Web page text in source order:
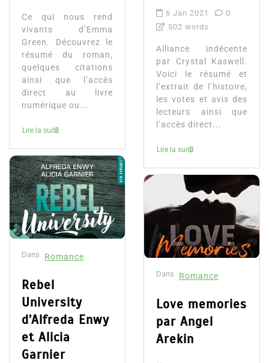
Ce qui nous rend
vivants d’Emma
Green. Découvrez le
résumé du roman,
quelques citations
ainsi que l’accès
direct au livre
numérique ou...
Lire la suite
Dans Romance
Rebel
University
d’Alfreda Enwy
et Alicia
Garnier
6 Jan 2021
0
502 words
Alliance indécente
par Crystal Kaswell.
Voici le résumé et
l’extrait de l’histoire,
les votes et avis des
lecteurs ainsi que
l’accès direct...
Lire la suite
Dans Romance
Love memories
par Angel
Arekin